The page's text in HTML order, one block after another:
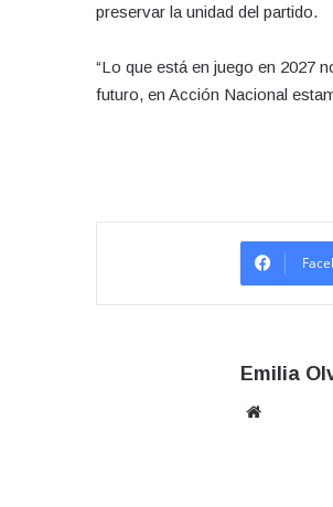
preservar la unidad del partido.
“Lo que está en juego en 2027
futuro, en Acción Nacional
Emilia